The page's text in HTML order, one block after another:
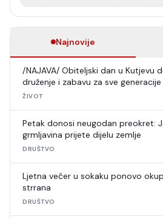
Najnovije
/NAJAVA/ Obiteljski dan u Kutjevu
druženje i zabavu za sve generacije
ŽIVOT
Petak donosi neugodan preokret:
grmljavina prijete dijelu zemlje
DRUŠTVO
Ljetna večer u sokaku ponovo
strrana
DRUŠTVO